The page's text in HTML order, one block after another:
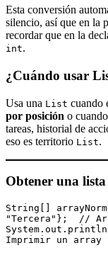
Esta conversión
silencio, así que en la
recordar que en la
int.
¿Cuándo usar
Usa una List cuando
por posición o
tareas, historial de
eso es territorio List.
Obtener una
String[]
"Tercera"};  //
Imprimir un